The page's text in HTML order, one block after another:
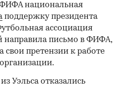
национальная
поддержку президента
ассоциация
направила письмо в ФИФА,
претензии к работе
Уэльса отказались